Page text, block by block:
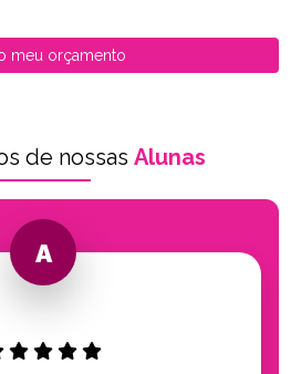
meu orçamento
de nossas Alunas